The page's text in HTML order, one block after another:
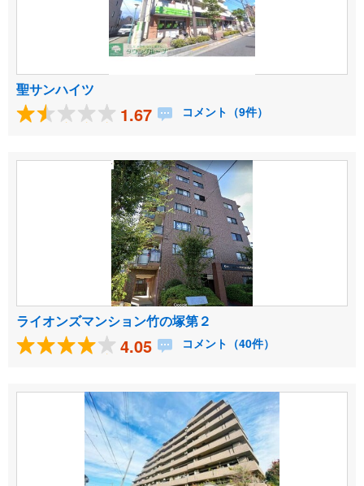
聖サンハイツ
1.67 コメント（9件）
ライオンズマンション竹の塚第２
4.05 コメント（40件）